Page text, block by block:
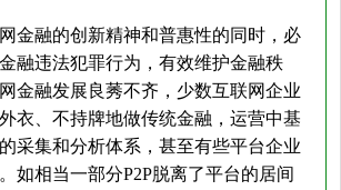
金融的创新精神和普惠性的同时，必
融违法犯罪行为，有效维护金融秩
金融发展良莠不齐，少数互联网企业
衣、不持牌地做传统金融，运营中基
采集和分析体系，甚至有些平台企业
如相当一部分P2P脱离了平台的居间